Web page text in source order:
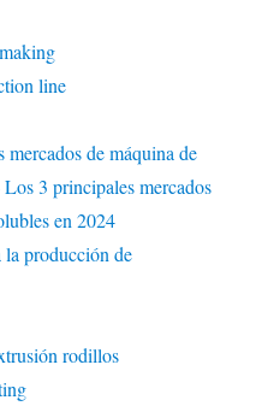
line
de máquina de
3 principales mercados
en 2024
producción de
rodillos